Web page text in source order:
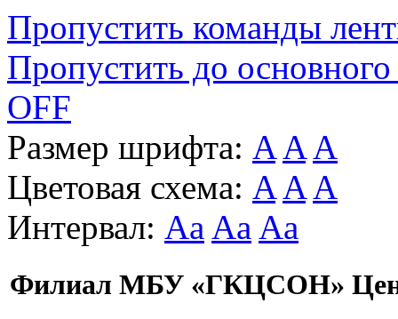
Пропустить команды
Пропустить до основного
OFF
Размер шрифта: A A A
Цветовая схема: A A A
Интервал: Aa Aa Aa
Филиал МБУ «ГКЦСОН»